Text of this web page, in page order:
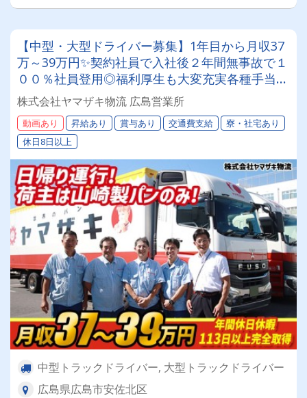
【中型・大型ドライバー募集】1年目から月収37
万～39万円✨契約社員で入社後２年間無事故で１
００％社員登用◎福利厚生も大変充実各種手当が
豊富★年間休日１１３日以上完全取得★＼山崎製
パングループで安定勤務しませんか？／
株式会社ヤマザキ物流 広島営業所
動画あり 昇給あり 賞与あり 交通費支給
寮・社宅あり
休日8日以上
中型トラックドライバー, 大型トラックドライバー
広島県広島市安佐北区